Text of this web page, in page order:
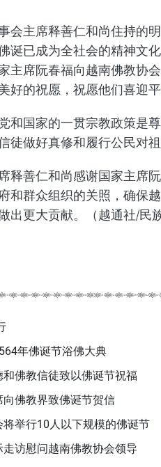
会主席释善仁和尚住持的
诞已成为全社会的精神文
主席阮春福向越南佛教协
好的祝愿，祝愿他们喜迎
和国家的一贯宗教政策是
徒做好真修和履行公民对
释善仁和尚感谢国家主席
和群众组织的关照，确保
出更大贡献。（越通社/民
年佛诞节浴佛大典
佛教信徒致以佛诞节祝福
佛教界致佛诞节贺信
举行10人以下规模的佛诞节
访慰问越南佛教协会领导